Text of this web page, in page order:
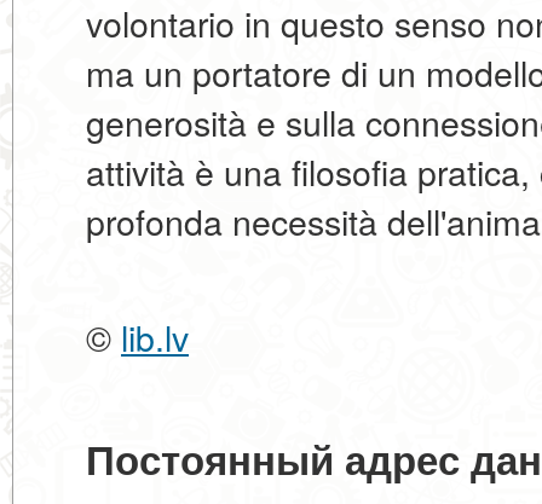
volontario in questo senso
ma un portatore di un
generosità e sulla
attività è una filosofia
profonda necessità
© lib.lv
Постоянный адрес